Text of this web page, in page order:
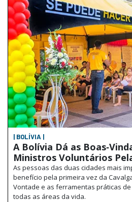
| BOLÍVIA |
A Bolívia Dá as
Ministros Voluntários
As pessoas das duas cidades mais
benefício pela primeira vez da
Vontade e as ferramentas práticas
todas as áreas da vida.